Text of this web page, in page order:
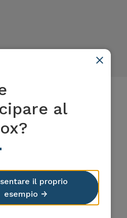
al
il proprio
esempio